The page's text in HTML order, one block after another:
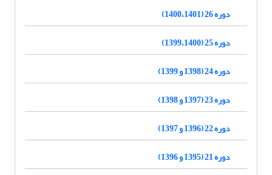
دوره 26 (1400،1401)
دوره 25 (1399،1400)
دوره 24 (1398 و 1399)
دوره 23 (1397 و 1398)
دوره 22 (1396 و 1397)
دوره 21 (1395 و 1396)